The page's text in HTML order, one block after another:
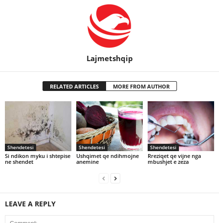
Lajmetshqip
RELATED ARTICLES MORE FROM AUTHOR
Shendetesi
Si ndikon myku i shtepise
ne shendet
Shendetesi
Ushqimet qe ndihmojne
anemine
Shendetesi
Rreziqet qe vijne nga
mbushjet e zeza
LEAVE A REPLY